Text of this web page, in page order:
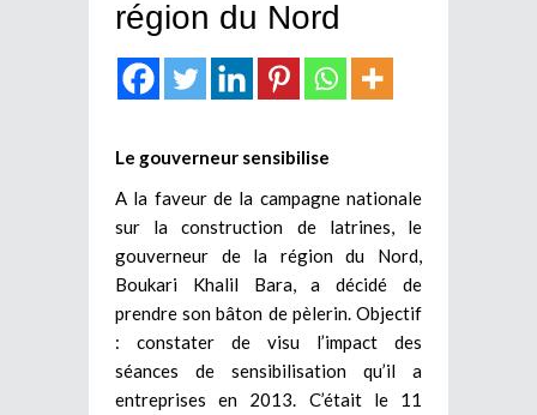
région du Nord
Le gouverneur sensibilise
A la faveur de la campagne nationale
sur la construction de latrines, le
gouverneur de la région du Nord,
Boukari Khalil Bara, a décidé de
prendre son bâton de pèlerin. Objectif
: constater de visu l’impact des
séances de sensibilisation qu’il a
entreprises en 2013. C’était le 11